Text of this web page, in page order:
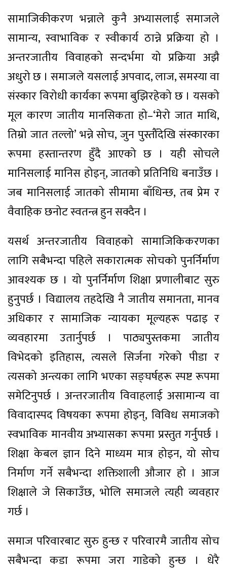
सामाजिकीकरण भन्नाले कुनै अभ्यासलाई समाजले
सामान्य, स्वाभाविक र स्वीकार्य ठान्ने प्रक्रिया हो ।
अन्तरजातीय विवाहको सन्दर्भमा यो प्रक्रिया अझै
अधुरो छ । समाजले यसलाई अपवाद, लाज, समस्या वा
संस्कार विरोधी कार्यका रूपमा बुझिरहेको छ । यसको
मूल कारण जातीय मानसिकता हो–‘मेरो जात माथि,
तिम्रो जात तल्लो’ भन्ने सोच, जुन पुस्तौँदेखि संस्कारका
रूपमा हस्तान्तरण हुँदै आएको छ । यही सोचले
मानिसलाई मानिस होइन्, जातको प्रतिनिधि बनाउँछ ।
जब मानिसलाई जातको सीमामा बाँधिन्छ, तब प्रेम र
वैवाहिक छनोट स्वतन्त्र हुन सक्दैन ।
यसर्थ अन्तरजातीय विवाहको सामाजिकिकरणका
लागि सबैभन्दा पहिले सकारात्मक सोचको पुनर्निर्माण
आवश्यक छ । यो पुनर्निर्माण शिक्षा प्रणालीबाट सुरु
हुनुपर्छ । विद्यालय तहदेखि नै जातीय समानता, मानव
अधिकार र सामाजिक न्यायका मूल्यहरू पढाइ र
व्यवहारमा उतार्नुपर्छ । पाठ्यपुस्तकमा जातीय
विभेदको इतिहास, त्यसले सिर्जना गरेको पीडा र
त्यसको अन्त्यका लागि भएका सङ्घर्षहरू स्पष्ट रूपमा
समेटिनुपर्छ । अन्तरजातीय विवाहलाई असामान्य वा
विवादास्पद विषयका रूपमा होइन्, विविध समाजको
स्वभाविक मानवीय अभ्यासका रूपमा प्रस्तुत गर्नुपर्छ ।
शिक्षा केबल ज्ञान दिने माध्यम मात्र होइन, यो सोच
निर्माण गर्ने सबैभन्दा शक्तिशाली औजार हो । आज
शिक्षाले जे सिकाउँछ, भोलि समाजले त्यही व्यवहार
गर्छ ।
समाज परिवारबाट सुरु हुन्छ र परिवारमै जातीय सोच
सबैभन्दा कडा रूपमा जरा गाडेको हुन्छ । धेरै